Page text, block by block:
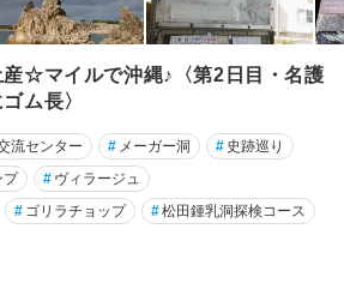
☆マイルで沖縄♪〈第2日目・名護
ム長〉
流センター # メーガー洞 # 史跡巡り
プ # ヴィラージュ
# ゴリラチョップ #松田鍾乳洞探検コース